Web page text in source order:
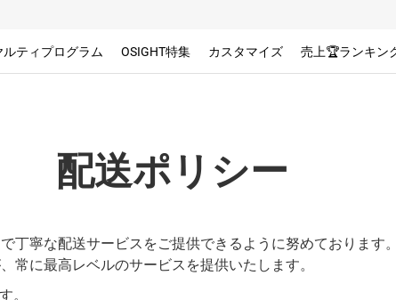
ルティプログラム OSIGHT特集 カスタマイズ 売上🏆ランキン
配送ポリシー
丁寧な配送サービスをご提供できるように努めております
常に最高レベルのサービスを提供いたします。
。